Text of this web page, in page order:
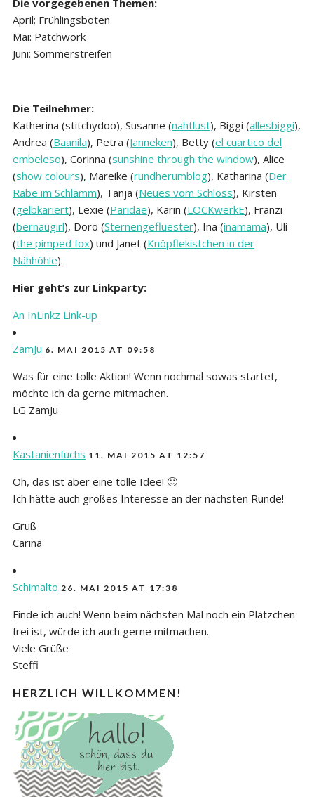
April: Frühlingsboten
Mai: Patchwork
Juni: Sommerstreifen
Die Teilnehmer:
Katherina (stitchydoo), Susanne (nahtlust), Biggi (allesbiggi),
Andrea (Baanila), Petra (Janneken), Betty (el cuartico del
embeleso), Corinna (sunshine through the window), Alice
(show colours), Mareike (rundherumblog), Katharina (Der
Rabe im Schlamm), Tanja (Neues vom Schloss), Kirsten
(gelbkariert), Lexie (Paridae), Karin (LOCKwerkE), Franzi
(bernaugirl), Doro (Sternengefluester), Ina (inamama), Uli
(the pimped fox) und Janet (Knöpflekistchen in der
Nähhöhle).
Hier geht’s zur Linkparty:
An InLinkz Link-up
ZamJu 6. MAI 2015 AT 09:58
Was für eine tolle Aktion! Wenn nochmal sowas startet,
möchte ich da gerne mitmachen.
LG ZamJu
Kastanienfuchs 11. MAI 2015 AT 12:57
Oh, das ist aber eine tolle Idee! 🙂
Ich hätte auch großes Interesse an der nächsten Runde!
Gruß
Carina
Schimalto 26. MAI 2015 AT 17:38
Finde ich auch! Wenn beim nächsten Mal noch ein Plätzchen
frei ist, würde ich auch gerne mitmachen.
Viele Grüße
Steffi
HERZLICH WILLKOMMEN!